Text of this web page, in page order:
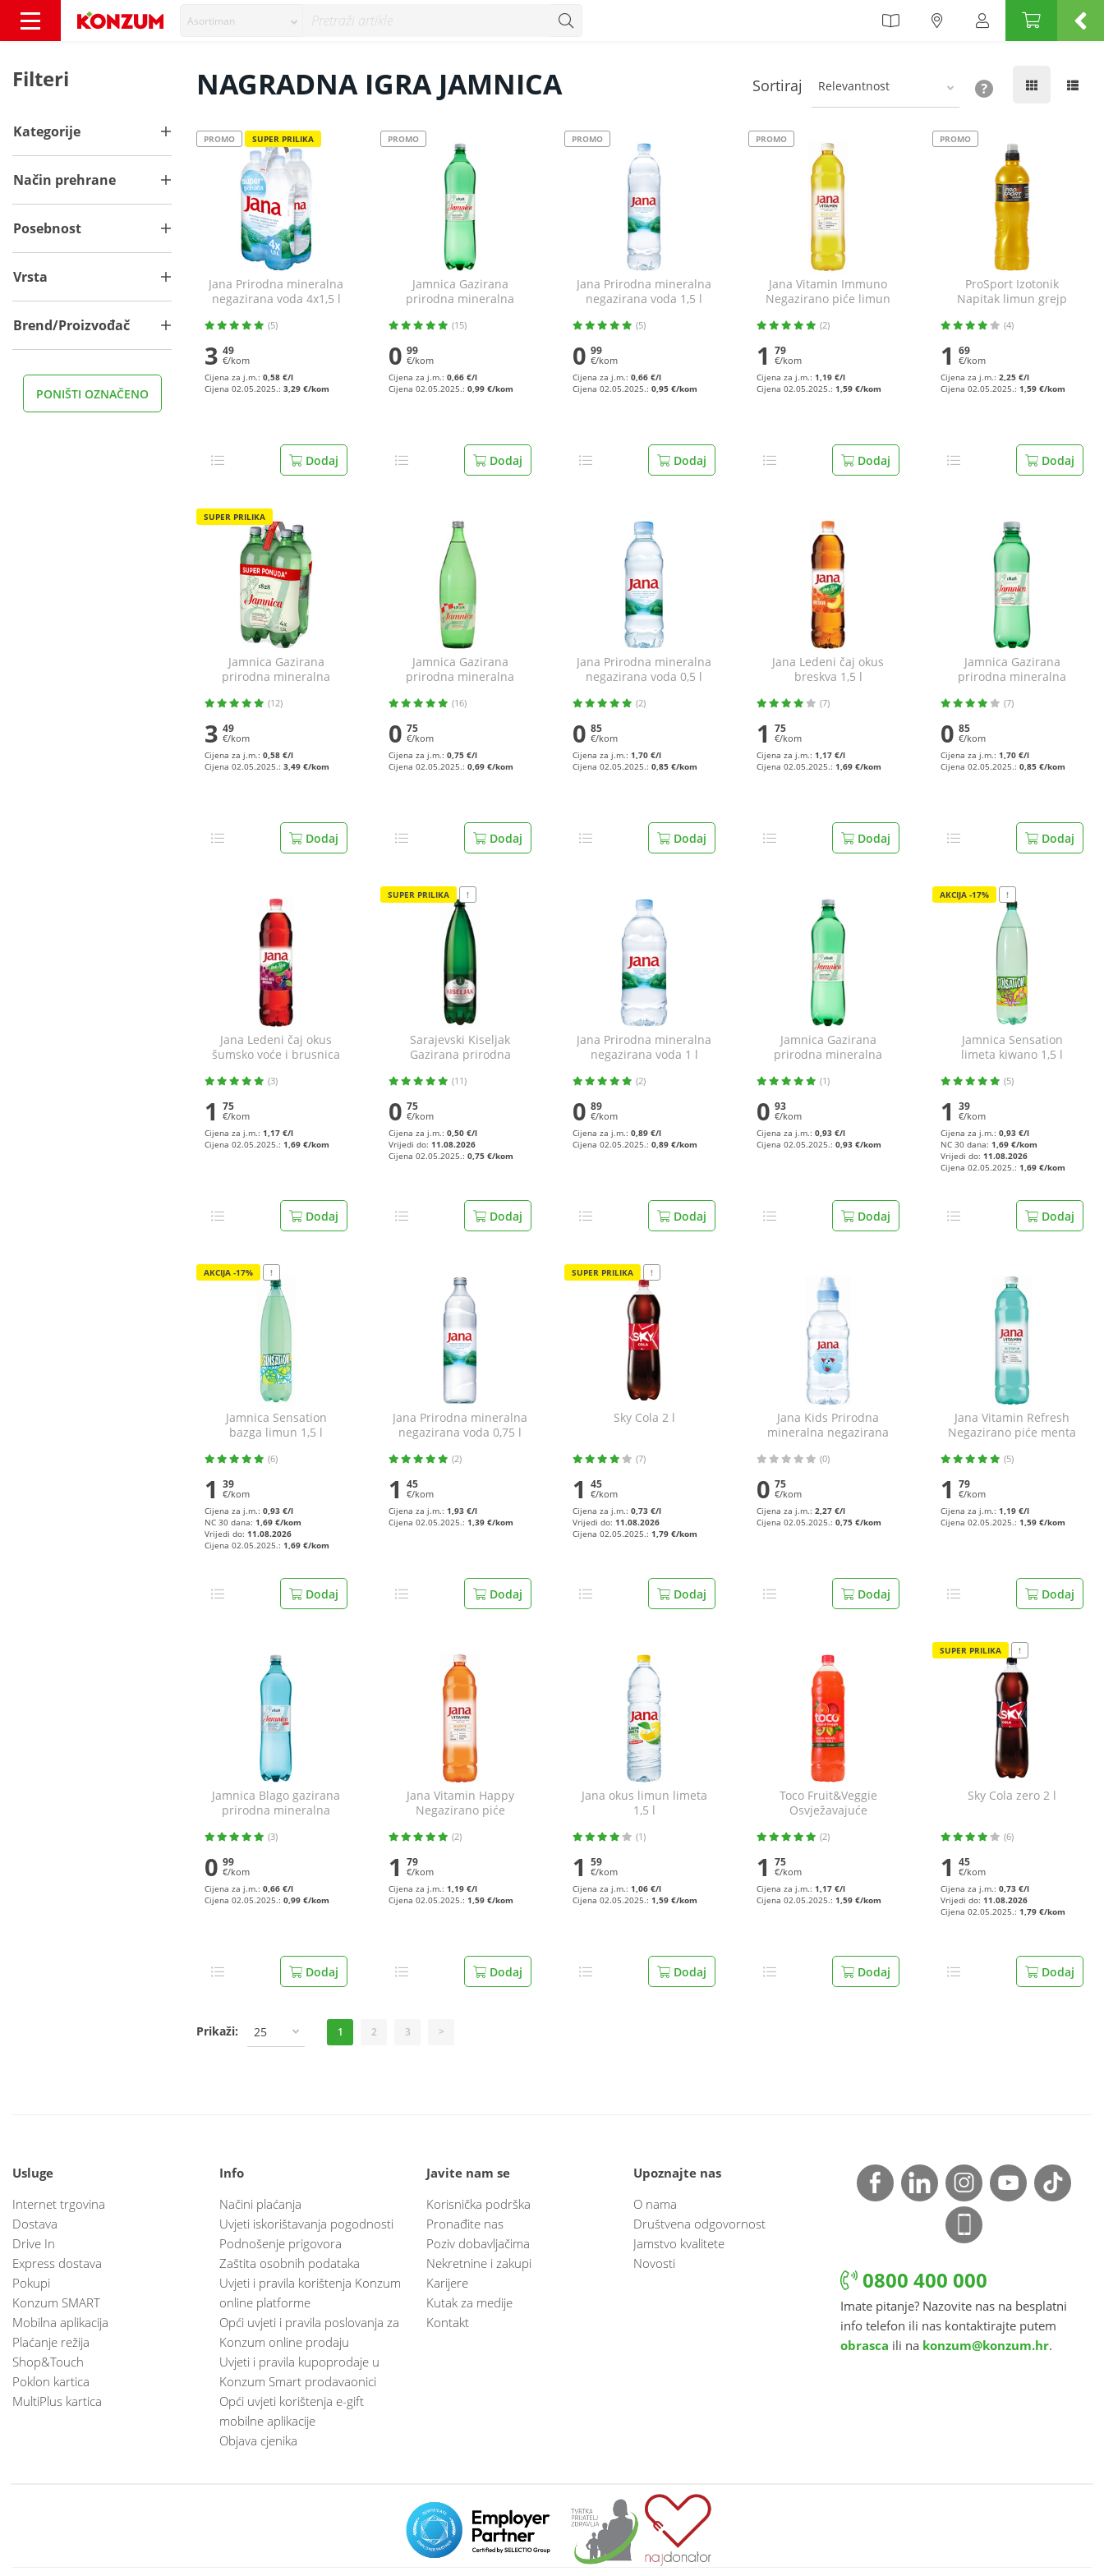
Asortiman
Filteri
Kategorije
Način prehrane
Posebnost
Vrsta
Brend/Proizvođač
PONIŠTI OZNAČENO
NAGRADNA IGRA JAMNICA Sortiraj Relevantnost
PROMO SUPER PRILIKA
Jana Prirodna mineralna
negazirana voda 4x1,5 l
(5)
3 49
€/kom
Cijena za j.m.: 0,58 €/l
Cijena 02.05.2025.: 3,29 €/kom
Dodaj
PROMO
Jamnica Gazirana
prirodna mineralna
(15)
0 99
€/kom
Cijena za j.m.: 0,66 €/l
Cijena 02.05.2025.: 0,99 €/kom
Dodaj
PROMO
Jana Prirodna mineralna
negazirana voda 1,5 l
(5)
0 99
€/kom
Cijena za j.m.: 0,66 €/l
Cijena 02.05.2025.: 0,95 €/kom
Dodaj
PROMO
Jana Vitamin Immuno
Negazirano piće limun
(2)
1 79
€/kom
Cijena za j.m.: 1,19 €/l
Cijena 02.05.2025.: 1,59 €/kom
Dodaj
PROMO
ProSport Izotonik
Napitak limun grejp
(4)
1 69
€/kom
Cijena za j.m.: 2,25 €/l
Cijena 02.05.2025.: 1,59 €/kom
Dodaj
SUPER PRILIKA
Jamnica Gazirana
prirodna mineralna
(12)
3 49
€/kom
Cijena za j.m.: 0,58 €/l
Cijena 02.05.2025.: 3,49 €/kom
Dodaj
Jamnica Gazirana
prirodna mineralna
(16)
0 75
€/kom
Cijena za j.m.: 0,75 €/l
Cijena 02.05.2025.: 0,69 €/kom
Dodaj
Jana Prirodna mineralna
negazirana voda 0,5 l
(2)
0 85
€/kom
Cijena za j.m.: 1,70 €/l
Cijena 02.05.2025.: 0,85 €/kom
Dodaj
Jana Ledeni čaj okus
breskva 1,5 l
(7)
1 75
€/kom
Cijena za j.m.: 1,17 €/l
Cijena 02.05.2025.: 1,69 €/kom
Dodaj
Jamnica Gazirana
prirodna mineralna
(7)
0 85
€/kom
Cijena za j.m.: 1,70 €/l
Cijena 02.05.2025.: 0,85 €/kom
Dodaj
Jana Ledeni čaj okus
šumsko voće i brusnica
(3)
1 75
€/kom
Cijena za j.m.: 1,17 €/l
Cijena 02.05.2025.: 1,69 €/kom
Dodaj
SUPER PRILIKA !
Sarajevski Kiseljak
Gazirana prirodna
(11)
0 75
€/kom
Cijena za j.m.: 0,50 €/l
Vrijedi do: 11.08.2026
Cijena 02.05.2025.: 0,75 €/kom
Dodaj
Jana Prirodna mineralna
negazirana voda 1 l
(2)
0 89
€/kom
Cijena za j.m.: 0,89 €/l
Cijena 02.05.2025.: 0,89 €/kom
Dodaj
Jamnica Gazirana
prirodna mineralna
(1)
0 93
€/kom
Cijena za j.m.: 0,93 €/l
Cijena 02.05.2025.: 0,93 €/kom
Dodaj
AKCIJA -17% !
Jamnica Sensation
limeta kiwano 1,5 l
(5)
1 39
€/kom
Cijena za j.m.: 0,93 €/l
NC 30 dana: 1,69 €/kom
Vrijedi do: 11.08.2026
Cijena 02.05.2025.: 1,69 €/kom
Dodaj
AKCIJA -17% !
Jamnica Sensation
bazga limun 1,5 l
(6)
1 39
€/kom
Cijena za j.m.: 0,93 €/l
NC 30 dana: 1,69 €/kom
Vrijedi do: 11.08.2026
Cijena 02.05.2025.: 1,69 €/kom
Dodaj
Jana Prirodna mineralna
negazirana voda 0,75 l
(2)
1 45
€/kom
Cijena za j.m.: 1,93 €/l
Cijena 02.05.2025.: 1,39 €/kom
Dodaj
SUPER PRILIKA !
Sky Cola 2 l
(7)
1 45
€/kom
Cijena za j.m.: 0,73 €/l
Vrijedi do: 11.08.2026
Cijena 02.05.2025.: 1,79 €/kom
Dodaj
Jana Kids Prirodna
mineralna negazirana
(0)
0 75
€/kom
Cijena za j.m.: 2,27 €/l
Cijena 02.05.2025.: 0,75 €/kom
Dodaj
Jana Vitamin Refresh
Negazirano piće menta
(5)
1 79
€/kom
Cijena za j.m.: 1,19 €/l
Cijena 02.05.2025.: 1,59 €/kom
Dodaj
Jamnica Blago gazirana
prirodna mineralna
(3)
0 99
€/kom
Cijena za j.m.: 0,66 €/l
Cijena 02.05.2025.: 0,99 €/kom
Dodaj
Jana Vitamin Happy
Negazirano piće
(2)
1 79
€/kom
Cijena za j.m.: 1,19 €/l
Cijena 02.05.2025.: 1,59 €/kom
Dodaj
Jana okus limun limeta
1,5 l
(1)
1 59
€/kom
Cijena za j.m.: 1,06 €/l
Cijena 02.05.2025.: 1,59 €/kom
Dodaj
Toco Fruit&Veggie
Osvježavajuće
crvena naranča avokado
(2)
1 75
€/kom
Cijena za j.m.: 1,17 €/l
Cijena 02.05.2025.: 1,59 €/kom
Dodaj
SUPER PRILIKA !
Sky Cola zero 2 l
(6)
1 45
€/kom
Cijena za j.m.: 0,73 €/l
Vrijedi do: 11.08.2026
Cijena 02.05.2025.: 1,79 €/kom
Dodaj
Prikaži: 25 1 2 3 >
Usluge
Internet trgovina
Dostava
Drive In
Express dostava
Pokupi
Konzum SMART
Mobilna aplikacija
Plaćanje režija
Shop&Touch
Poklon kartica
MultiPlus kartica
Info
Načini plaćanja
Uvjeti iskorištavanja pogodnosti
Podnošenje prigovora
Zaštita osobnih podataka
Uvjeti i pravila korištenja Konzum
online platforme
Opći uvjeti i pravila poslovanja za
Konzum online prodaju
Uvjeti i pravila kupoprodaje u
Konzum Smart prodavaonici
Opći uvjeti korištenja e-gift
mobilne aplikacije
Objava cjenika
Javite nam se
Korisnička podrška
Pronađite nas
Poziv dobavljačima
Nekretnine i zakupi
Karijere
Kutak za medije
Kontakt
Upoznajte nas
O nama
Društvena odgovornost
Jamstvo kvalitete
Novosti
0800 400 000
Imate pitanje? Nazovite nas na besplatni
info telefon ili nas kontaktirajte putem
obrasca ili na konzum@konzum.hr.